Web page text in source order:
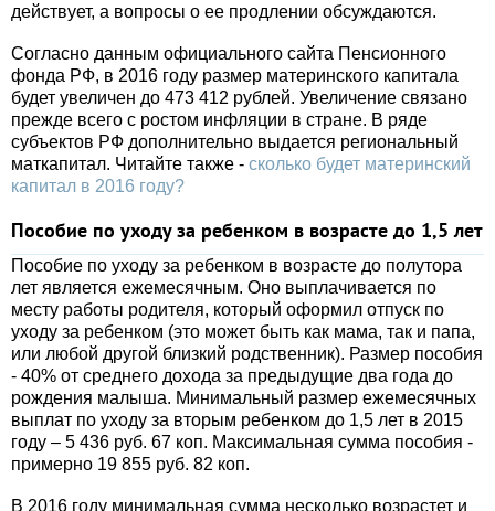
действует, а вопросы о ее продлении обсуждаются.
Согласно данным официального сайта Пенсионного
фонда РФ, в 2016 году размер материнского капитала
будет увеличен до 473 412 рублей. Увеличение связано
прежде всего с ростом инфляции в стране. В ряде
субъектов РФ дополнительно выдается региональный
маткапитал. Читайте также - сколько будет материнский
капитал в 2016 году?
Пособие по уходу за ребенком в возрасте до 1,5 лет
Пособие по уходу за ребенком в возрасте до полутора
лет является ежемесячным. Оно выплачивается по
месту работы родителя, который оформил отпуск по
уходу за ребенком (это может быть как мама, так и папа,
или любой другой близкий родственник). Размер пособия
- 40% от среднего дохода за предыдущие два года до
рождения малыша. Минимальный размер ежемесячных
выплат по уходу за вторым ребенком до 1,5 лет в 2015
году – 5 436 руб. 67 коп. Максимальная сумма пособия -
примерно 19 855 руб. 82 коп.
В 2016 году минимальная сумма несколько возрастет и